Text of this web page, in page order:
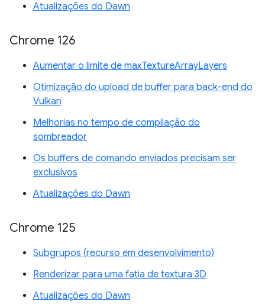
Atualizações do Dawn
Chrome 126
Aumentar o limite de maxTextureArrayLayers
Otimização do upload de buffer para back-end do
Vulkan
Melhorias no tempo de compilação do
sombreador
Os buffers de comando enviados precisam ser
exclusivos
Atualizações do Dawn
Chrome 125
Subgrupos (recurso em desenvolvimento)
Renderizar para uma fatia de textura 3D
Atualizações do Dawn